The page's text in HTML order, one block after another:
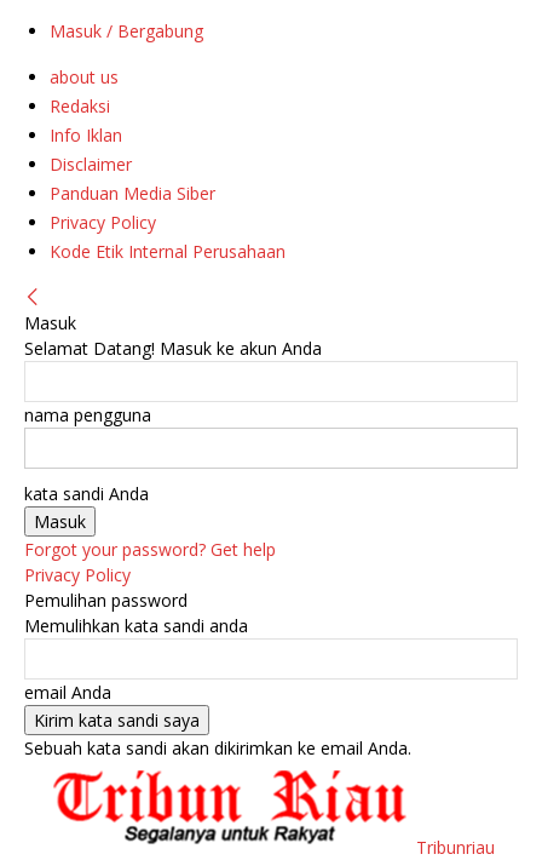
Masuk / Bergabung
about us
Redaksi
Info Iklan
Disclaimer
Panduan Media Siber
Privacy Policy
Kode Etik Internal Perusahaan
Masuk
Selamat Datang! Masuk ke akun Anda
nama pengguna
kata sandi Anda
Forgot your password? Get help
Privacy Policy
Pemulihan password
Memulihkan kata sandi anda
email Anda
Sebuah kata sandi akan dikirimkan ke email Anda.
Tribunriau